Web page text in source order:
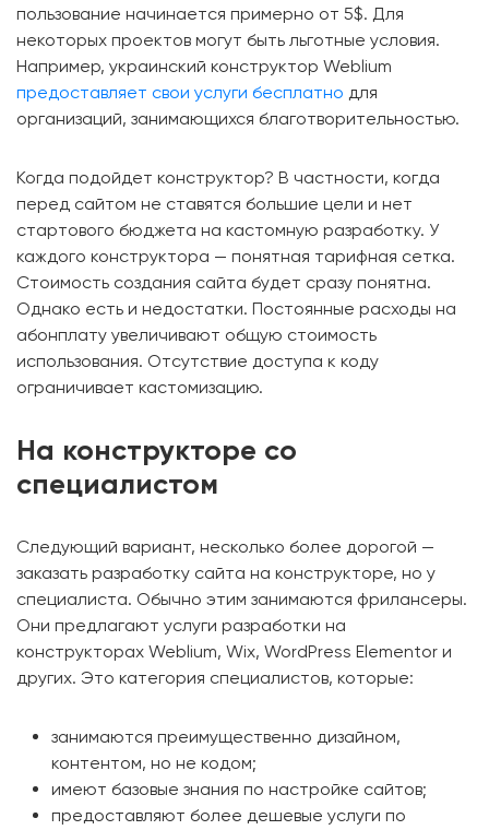
пользование начинается примерно от 5$. Для
некоторых проектов могут быть льготные условия.
Например, украинский конструктор Weblium
предоставляет свои услуги бесплатно для
организаций, занимающихся благотворительностью.
Когда подойдет конструктор? В частности, когда
перед сайтом не ставятся большие цели и нет
стартового бюджета на кастомную разработку. У
каждого конструктора — понятная тарифная сетка.
Стоимость создания сайта будет сразу понятна.
Однако есть и недостатки. Постоянные расходы на
абонплату увеличивают общую стоимость
использования. Отсутствие доступа к коду
ограничивает кастомизацию.
На конструкторе со
специалистом
Следующий вариант, несколько более дорогой —
заказать разработку сайта на конструкторе, но у
специалиста. Обычно этим занимаются фрилансеры.
Они предлагают услуги разработки на
конструкторах Weblium, Wix, WordPress Elementor и
других. Это категория специалистов, которые:
занимаются преимущественно дизайном,
контентом, но не кодом;
имеют базовые знания по настройке сайтов;
предоставляют более дешевые услуги по